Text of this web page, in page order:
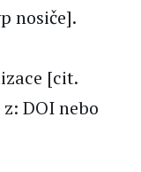
nosiče].
[cit.
DOI nebo